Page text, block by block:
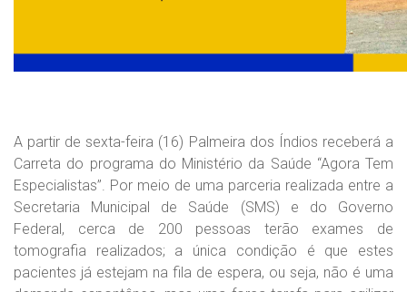
A partir de sexta-feira (16) Palmeira dos Índios receberá a
Carreta do programa do Ministério da Saúde “Agora Tem
Especialistas”. Por meio de uma parceria realizada entre a
Secretaria Municipal de Saúde (SMS) e do Governo
Federal, cerca de 200 pessoas terão exames de
tomografia realizados; a única condição é que estes
pacientes já estejam na fila de espera, ou seja, não é uma